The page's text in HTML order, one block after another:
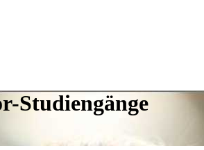
Studiengänge